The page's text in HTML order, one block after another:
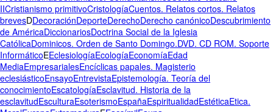
IICristianismo primitivoCristologíaCuentos. Relatos cortos. Relatos
brevesDDecoraciónDeporteDerechoDerecho canónicoDescubrimiento
de AméricaDiccionariosDoctrina Social de la Iglesia
CatólicaDominicos. Orden de Santo Domingo.DVD. CD ROM. Soporte
InformáticoEEclesiologíaEcologíaEconomíaEdad
MediaEmpresarialesEncíclicas papales. Magisterio
eclesiásticoEnsayoEntrevistaEpistemología. Teoría del
conocimientoEscatologíaEsclavitud. Historia de la
esclavitudEsculturaEsoterismoEspañaEspiritualidadEstéticaEtica.